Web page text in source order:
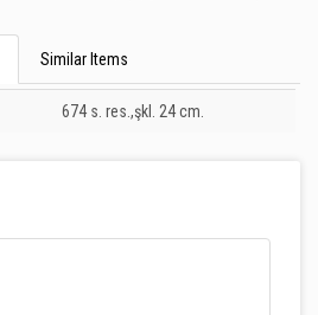
Similar Items
674 s. res.,şkl. 24 cm.